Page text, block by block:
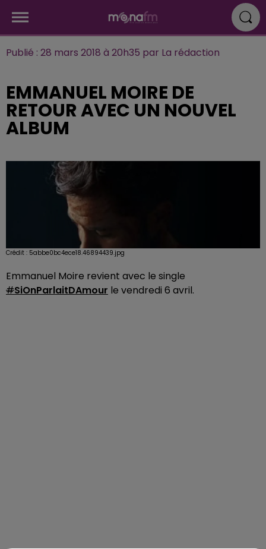
Publié : 28 mars 2018 à 20h35 par La rédaction
EMMANUEL MOIRE DE
RETOUR AVEC UN NOUVEL
ALBUM
Crédit : 5abbe0bc4ece18.46894439.jpg
Emmanuel Moire revient avec le single
#SiOnParlaitDAmour le vendredi 6 avril.